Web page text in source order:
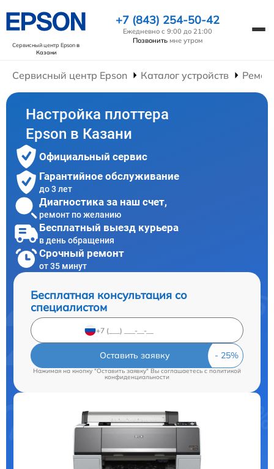
Сервисный центр Epsonв
Казани
+7 (843) 254-50-42
Ежедневно с 9:00 до 21:00
Позвонить мне утром
Сервисный центр Epson Каталог устройств
Настройка плоттера
Epson в Казани
Официальный сервис
Гарантийное обслуживание
до 3 лет
Диагностика за наш счет,
ремонт по желанию
Бесплатный выезд курьера
в день обращения
Срочный ремонт
от 35 минут
Бесплатная консультация со
специалистом
Оставить заявку
Нажимая на кнопку "Оставить заявку" Вы соглашаетесь cполитикой
конфиденциальности